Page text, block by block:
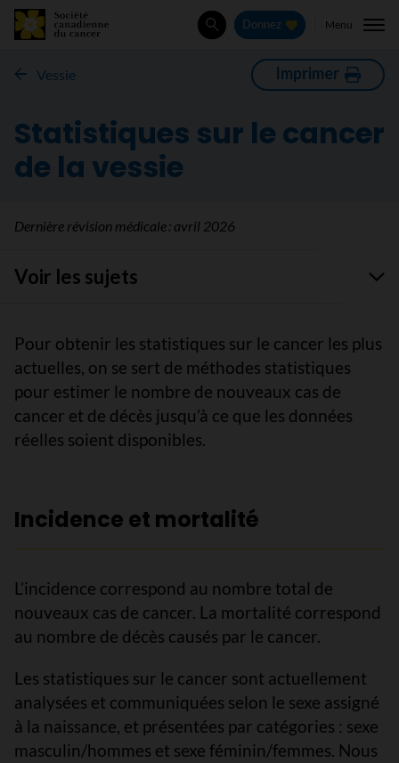
Rechercher
Donnez Menu
Vessie Imprimer
Statistiques sur le cancer
de la vessie
Dernière révision médicale : avril 2026
Voir les sujets
Pour obtenir les statistiques sur le cancer les plus
actuelles, on se sert de méthodes statistiques
pour estimer le nombre de nouveaux cas de
cancer et de décès jusqu’à ce que les données
réelles soient disponibles.
Incidence et mortalité
L’incidence correspond au nombre total de
nouveaux cas de cancer. La mortalité correspond
au nombre de décès causés par le cancer.
Les statistiques sur le cancer sont actuellement
analysées et communiquées selon le sexe assigné
à la naissance, et présentées par catégories : sexe
masculin/hommes et sexe féminin/femmes. Nous